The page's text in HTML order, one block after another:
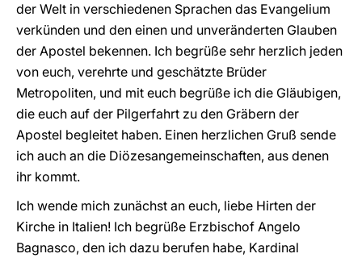
der Welt in verschiedenen Sprachen das Evangelium
verkünden und den einen und unveränderten Glauben
der Apostel bekennen. Ich begrüße sehr herzlich jeden
von euch, verehrte und geschätzte Brüder
Metropoliten, und mit euch begrüße ich die Gläubigen,
die euch auf der Pilgerfahrt zu den Gräbern der
Apostel begleitet haben. Einen herzlichen Gruß sende
ich auch an die Diözesangemeinschaften, aus denen
ihr kommt.
Ich wende mich zunächst an euch, liebe Hirten der
Kirche in Italien! Ich begrüße Erzbischof Angelo
Bagnasco, den ich dazu berufen habe, Kardinal